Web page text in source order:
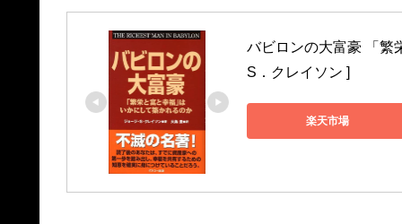
バビロンの大富豪 「繁
S．クレイソン ]
楽天市場